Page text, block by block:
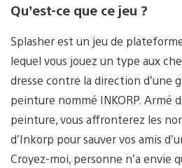
Qu’est-ce que ce jeu ?
Splasher est un jeu de
lequel vous jouez un type aux
dresse contre la direction d’une
peinture nommé INKORP. Armé
peinture, vous affronterez les
d’Inkorp pour sauver vos amis
Croyez-moi, personne n’a envie